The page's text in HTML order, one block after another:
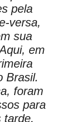
pela
versa,
sua
em
Brasil.
foram
para
tarde,